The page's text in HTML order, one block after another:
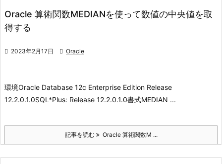
Oracle 算術関数MEDIANを使って数値の中央値を取
得する
 2023年2月17日  Oracle
環境Oracle Database 12c Enterprise Edition Release
12.2.0.1.0SQL*Plus: Release 12.2.0.1.0書式MEDIAN ...
記事を読む Oracle 算術関数M ...